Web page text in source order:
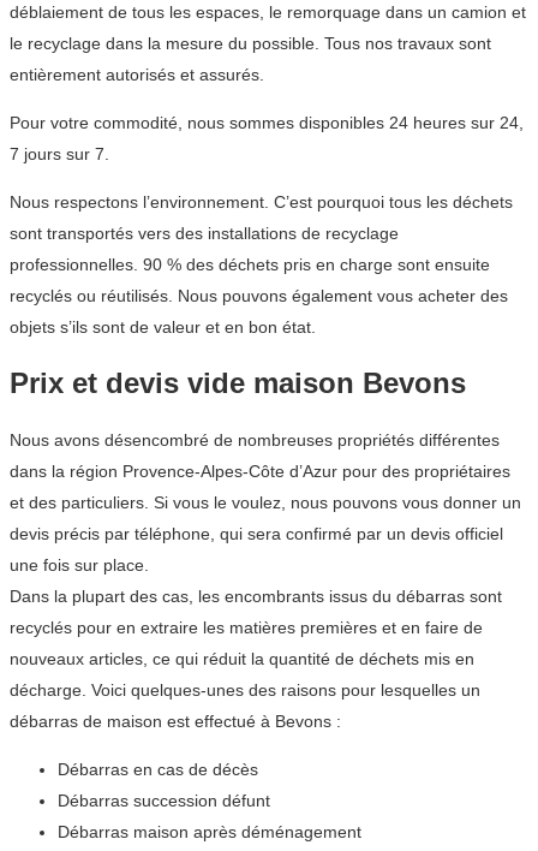
déblaiement de tous les espaces, le remorquage dans un camion et
le recyclage dans la mesure du possible. Tous nos travaux sont
entièrement autorisés et assurés.
Pour votre commodité, nous sommes disponibles 24 heures sur 24,
7 jours sur 7.
Nous respectons l’environnement. C’est pourquoi tous les déchets
sont transportés vers des installations de recyclage
professionnelles. 90 % des déchets pris en charge sont ensuite
recyclés ou réutilisés. Nous pouvons également vous acheter des
objets s’ils sont de valeur et en bon état.
Prix et devis vide maison Bevons
Nous avons désencombré de nombreuses propriétés différentes
dans la région Provence-Alpes-Côte d’Azur pour des propriétaires
et des particuliers. Si vous le voulez, nous pouvons vous donner un
devis précis par téléphone, qui sera confirmé par un devis officiel
une fois sur place.
Dans la plupart des cas, les encombrants issus du débarras sont
recyclés pour en extraire les matières premières et en faire de
nouveaux articles, ce qui réduit la quantité de déchets mis en
décharge. Voici quelques-unes des raisons pour lesquelles un
débarras de maison est effectué à Bevons :
Débarras en cas de décès
Débarras succession défunt
Débarras maison après déménagement